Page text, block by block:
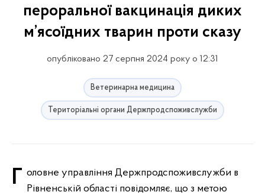
пероральної вакцинація диких
м’ясоїдних тварин проти сказу
опубліковано 27 серпня 2024 року о 12:31
Ветеринарна медицина
Територіальні органи Держпродспоживслужби
Головне управління Держпродспоживслужби в Рівненській області повідомляє, що з метою